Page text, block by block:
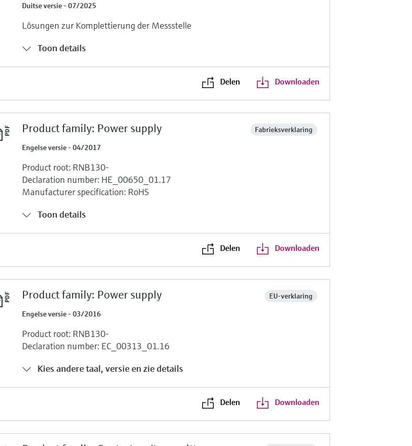
Duitse versie - 07/2025
Lösungen zur Komplettierung der Messstelle
Toon details
Delen Downloaden
Product family: Power supply
Fabrieksverklaring
Engelse versie - 04/2017
Product root: RNB130-
Declaration number: HE_00650_01.17
Manufacturer specification: RoHS
Toon details
Delen Downloaden
Product family: Power supply
EU-verklaring
Engelse versie - 03/2016
Product root: RNB130-
Declaration number: EC_00313_01.16
Kies andere taal, versie en zie details
Delen Downloaden